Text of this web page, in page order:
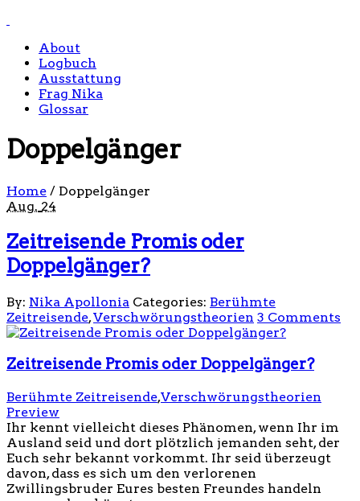
About
Logbuch
Ausstattung
Frag Nika
Glossar
Doppelgänger
Home / Doppelgänger
Aug. 24
Zeitreisende Promis oder
Doppelgänger?
By: Nika Apollonia Categories: Berühmte
Zeitreisende,Verschwörungstheorien 3 Comments
Zeitreisende Promis oder Doppelgänger?
Berühmte Zeitreisende,Verschwörungstheorien
Preview
Ihr kennt vielleicht dieses Phänomen, wenn Ihr im
Ausland seid und dort plötzlich jemanden seht, der
Euch sehr bekannt vorkommt. Ihr seid überzeugt
davon, dass es sich um den verlorenen
Zwillingsbruder Eures besten Freundes handeln